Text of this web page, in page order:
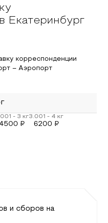
Екатеринбург
корреспонденции
– Аэропорт
4500 ₽ 6200 ₽
и сборов на